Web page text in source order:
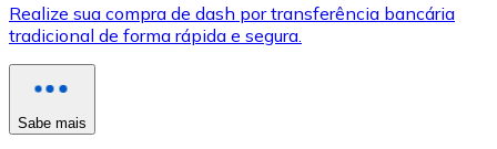
Use cartões Visa e Mastercard para comprar
Comprar com cartão
Realize sua compra de dash por transferência bancária
tradicional de forma rápida e segura.
Sabe mais